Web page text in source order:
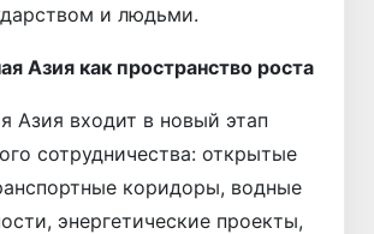
и людьми.
Азия как пространство роста
Азия входит в новый этап
сотрудничества: открытые
коридоры, водные
энергетические проекты,